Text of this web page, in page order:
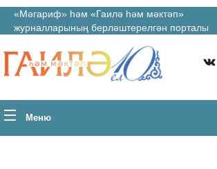
«Мәгариф» һәм «Гаилә һәм мәктәп»
журналларының берләштерелгән порталы
Меню